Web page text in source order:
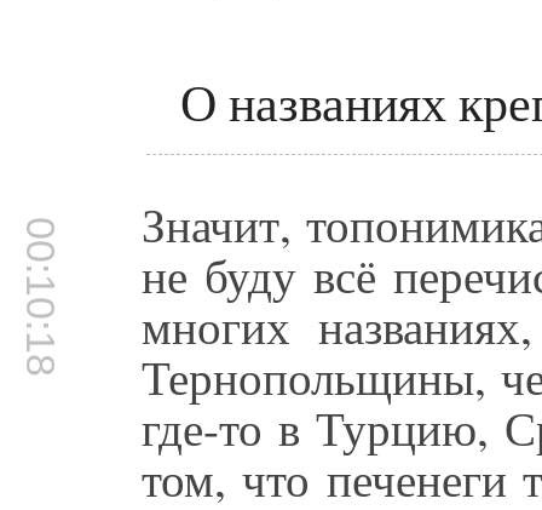
О названиях
00:10:18 Значит,
не буду всё
многих
Тернопольщины,
где-то в Турцию,
том, что